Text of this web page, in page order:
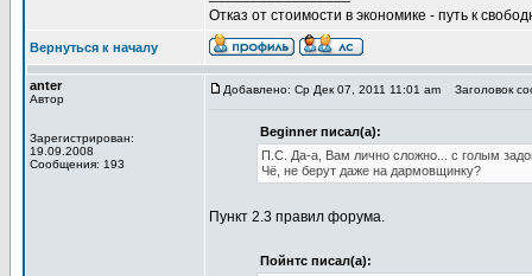
Отказ от стоимости в экономике - путь к
Вернуться к началу
anter
Автор
Зарегистрирован:
19.09.2008
Сообщения: 193
Добавлено: Ср Дек 07, 2011 11:01 am Заголовок
Beginner писал(а):
П.С. Да-а, Вам лично сложно... с голым
Чё, не берут даже на дармовщинку?
Пункт 2.3 правил форума.
Пойнтс писал(а):